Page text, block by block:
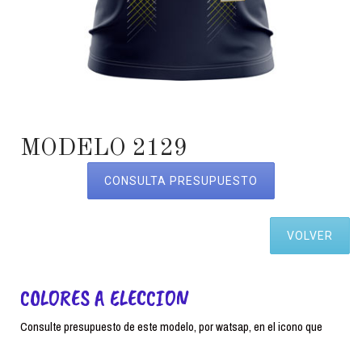
MODELO 2129
CONSULTA PRESUPUESTO
VOLVER
COLORES A ELECCION
Consulte presupuesto de este modelo, por watsap, en el icono que